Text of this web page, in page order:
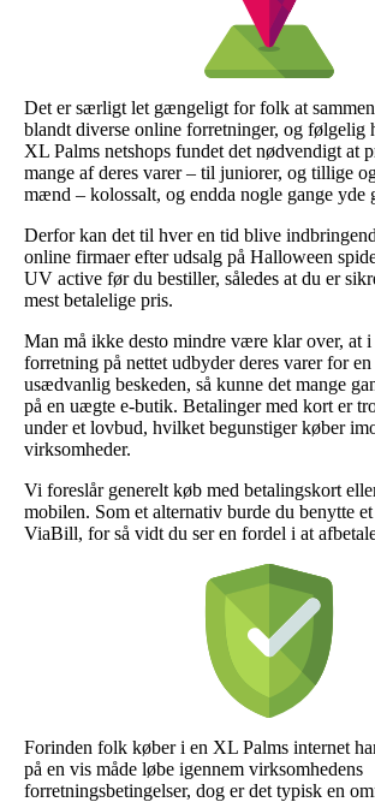
Det er særligt let gængeligt for folk at
blandt diverse online forretninger, og følgelig
XL Palms netshops fundet det nødvendigt at
mange af deres varer – til juniorer, og tillige
mænd – kolossalt, og endda nogle gange yde
Derfor kan det til hver en tid blive
online firmaer efter udsalg på Halloween
UV active før du bestiller, således at du er
mest betalelige pris.
Man må ikke desto mindre være klar over, at
forretning på nettet udbyder deres varer for
usædvanlig beskeden, så kunne det mange
på en uægte e-butik. Betalinger med kort er
under et lovbud, hvilket begunstiger køber
virksomheder.
Vi foreslår generelt køb med betalingskort
mobilen. Som et alternativ burde du benytte
ViaBill, for så vidt du ser en fordel i at
Forinden folk køber i en XL Palms internet
på en vis måde løbe igennem virksomhedens
forretningsbetingelser, dog er det typisk en